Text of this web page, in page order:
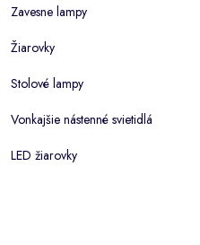
Zavesne lampy
Žiarovky
Stolové lampy
Vonkajšie nástenné svietidlá
LED žiarovky